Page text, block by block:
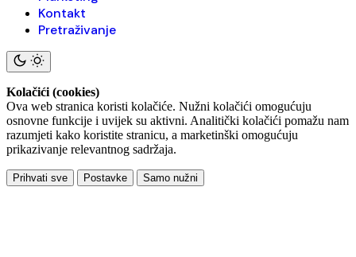
Kontakt
Pretraživanje
Kolačići (cookies)
Ova web stranica koristi kolačiće. Nužni kolačići omogućuju
osnovne funkcije i uvijek su aktivni. Analitički kolačići pomažu nam
razumjeti kako koristite stranicu, a marketinški omogućuju
prikazivanje relevantnog sadržaja.
Prihvati sve Postavke Samo nužni